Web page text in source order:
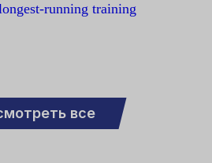
running training
все